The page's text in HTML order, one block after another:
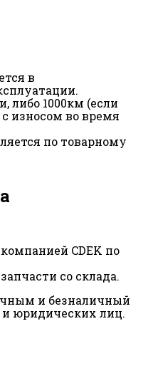
в
либо 1000км (если
износом во время
по товарному
CDEK по
со склада.
и безналичный
юридических лиц.